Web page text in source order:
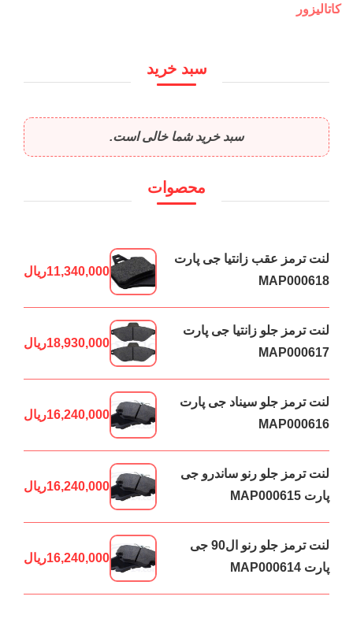
کاتالیزور
سبد خرید
سبد خرید شما خالی است.
محصوات
لنت ترمز عقب زانتیا جی پارت
MAP000618
11,340,000ریال
لنت ترمز جلو زانتیا جی پارت
MAP000617
18,930,000ریال
لنت ترمز جلو سیناد جی پارت
MAP000616
16,240,000ریال
لنت ترمز جلو رنو ساندرو جی
پارت MAP000615
16,240,000ریال
لنت ترمز جلو رنو ال90 جی
پارت MAP000614
16,240,000ریال